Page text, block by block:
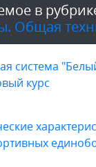
в
Общая
система
курс